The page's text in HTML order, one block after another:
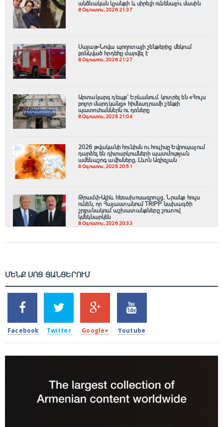
անձնական կյանքի և սիրելի ունենալու մասին
8 Օգոստոս, 2026 21:37
Սայաթ-Նովա պողոտայի շենքերից մեկում
բռնկված հրդեհը մարվել է
8 Օգոստոս, 2026 21:27
Արտակարգ դեպք՝ Երևանում․ կոտրել են «Հույս
բոլոր մարդկանց» հիմնադրամի շենքի
պատուհաններն ու դռները
8 Օգոստոս, 2026 21:04
2026 թվականի հունիսն ու հուլիսը Եվրոպայում
դարձել են դիտարկումների պատմության
ամենաշոգ ամիսները․ Լևոն Ազիզյան
8 Օգոստոս, 2026 20:51
Թրամփ-Ալիև հեռախոսազրույց. Նրանք հույս
ունեն, որ Հայաստանում TRIPP նախագծի
շրջանակում աշխատանքները շուտով
կմեկնարկեն
8 Օգոստոս, 2026 20:33
ՄԵՆՔ ՍՈՑ ՑԱՆՑԵՐՈՒՄ
2k
SHARES
Facebook
1.5k
TWEETS
Twitter
203
SHARES
Google+
620
SHARES
Youtube